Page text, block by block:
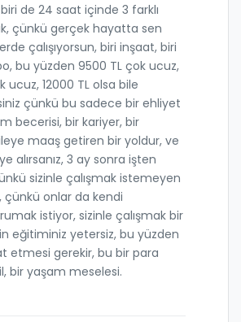
de 24 saat içinde 3 farklı
çünkü gerçek hayatta sen
çalışıyorsun, biri inşaat, biri
bu yüzden 9500 TL çok ucuz,
12000 TL olsa bile
çünkü bu sadece bir ehliyet
becerisi, bir kariyer, bir
maaş getiren bir yoldur, ve
alırsanız, 3 ay sonra işten
çünkü sizinle çalışmak istemeyen
çünkü onlar da kendi
istiyor, sizinle çalışmak bir
eğitiminiz yetersiz, bu yüzden
etmesi gerekir, bu bir para
bir yaşam meselesi.